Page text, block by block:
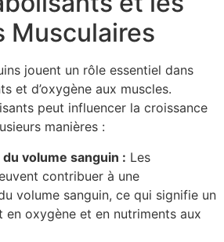
Musculaires
jouent un rôle essentiel dans
et d’oxygène aux muscles.
peut influencer la croissance
manières :
volume sanguin : Les
contribuer à une
volume sanguin, ce qui signifie un
en oxygène et en nutriments aux